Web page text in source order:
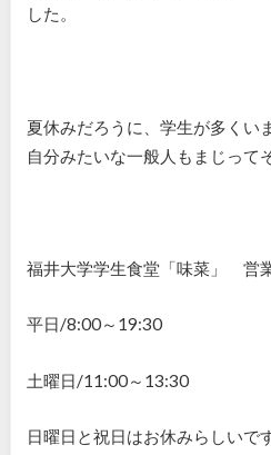
した。
夏休みだろうに、学生が多くい
自分みたいな一般人もまじって
福井大学学生食堂「味菜」 営
平日/8:00～19:30
土曜日/11:00～13:30
日曜日と祝日はお休みらしいです